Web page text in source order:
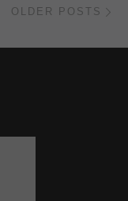
OLDER POSTS